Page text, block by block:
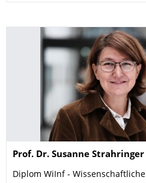
Name
Prof. Dr. Susanne Strahringer
Diplom WiInf - Wissenschaftliche